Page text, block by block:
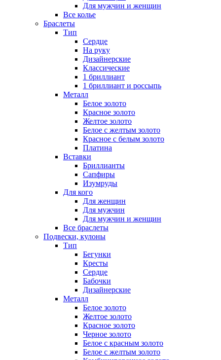
Для мужчин и женщин
Все колье
Браслеты
Тип
Сердце
На руку
Дизайнерские
Классические
1 бриллиант
1 бриллиант и россыпь
Металл
Белое золото
Красное золото
Желтое золото
Белое с желтым золото
Красное с белым золото
Платина
Вставки
Бриллианты
Сапфиры
Изумруды
Для кого
Для женщин
Для мужчин
Для мужчин и женщин
Все браслеты
Подвески, кулоны
Тип
Бегунки
Кресты
Сердце
Бабочки
Дизайнерские
Металл
Белое золото
Желтое золото
Красное золото
Черное золото
Белое с красным золото
Белое с желтым золото